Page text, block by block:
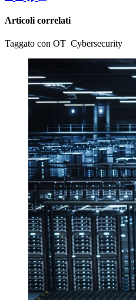
Articoli correlati
Taggato con OT Cybersecurity